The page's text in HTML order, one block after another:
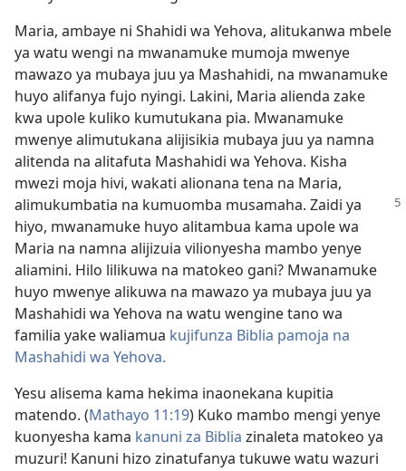
Maria, ambaye ni Shahidi wa Yehova, alitukanwa mbele
ya watu wengi na mwanamuke mumoja mwenye
mawazo ya mubaya juu ya Mashahidi, na mwanamuke
huyo alifanya fujo nyingi. Lakini, Maria alienda zake
kwa upole kuliko kumutukana pia. Mwanamuke
mwenye alimutukana alijisikia mubaya juu ya namna
alitenda na alitafuta Mashahidi wa Yehova. Kisha
mwezi moja hivi, wakati alionana tena na Maria,
alimukumbatia na kumuomba musamaha. Zaidi ya
hiyo, mwanamuke huyo alitambua kama upole wa
Maria na namna alijizuia vilionyesha mambo yenye
aliamini. Hilo lilikuwa na matokeo gani? Mwanamuke
huyo mwenye alikuwa na mawazo ya mubaya juu ya
Mashahidi wa Yehova na watu wengine tano wa
familia yake waliamua kujifunza Biblia pamoja na
Mashahidi wa Yehova.
Yesu alisema kama hekima inaonekana kupitia
matendo. (Mathayo 11:19) Kuko mambo mengi yenye
kuonyesha kama kanuni za Biblia zinaleta matokeo ya
muzuri! Kanuni hizo zinatufanya tukuwe watu wazuri